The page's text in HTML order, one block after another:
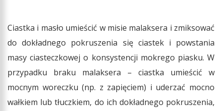
Ciastka i masło umieścić w misie malaksera i zmiksować
do dokładnego pokruszenia się ciastek i powstania
masy ciasteczkowej o konsystencji mokrego piasku. W
przypadku braku malaksera – ciastka umieścić w
mocnym woreczku (np. z zapięciem) i uderzać mocno
wałkiem lub tłuczkiem, do ich dokładnego pokruszenia,